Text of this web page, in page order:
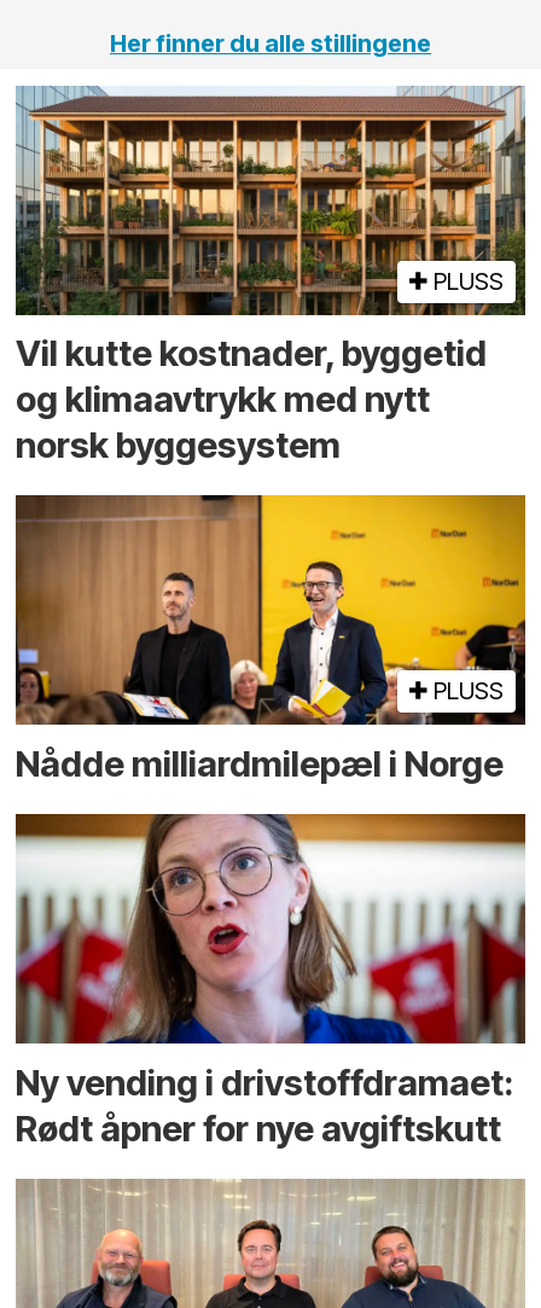
Her finner du alle stillingene
PLUSS
Vil kutte kostnader, byggetid
og klima­avtrykk med nytt
norsk bygge­system
PLUSS
Nådde milliard­­milepæl i Norge
Ny vending i drivstoffdramaet:
Rødt åpner for nye avgiftskutt